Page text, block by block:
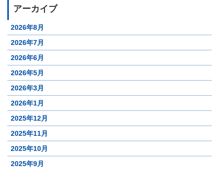
アーカイブ
2026年8月
2026年7月
2026年6月
2026年5月
2026年3月
2026年1月
2025年12月
2025年11月
2025年10月
2025年9月